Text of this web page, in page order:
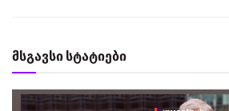
მსგავსი სტატიები